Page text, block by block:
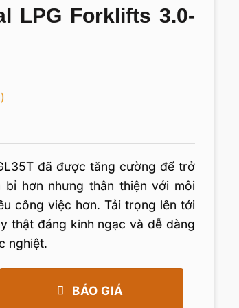
LPG Forklifts 3.0-
đã được tăng cường để trở
hơn nhưng thân thiện với môi
công việc hơn. Tải trọng lên tới
thật đáng kinh ngạc và dễ dàng
nghiệt.
BÁO GIÁ